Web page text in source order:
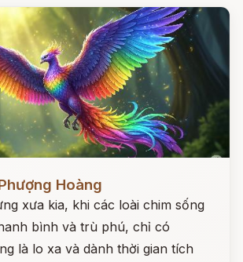
Hoàng
xưa kia, khi các loài chim sống
bình và trù phú, chỉ có
là lo xa và dành thời gian tích